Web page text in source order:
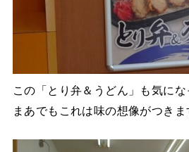
この「とり弁＆うどん」も気に
まあでもこれは味の想像がつきま